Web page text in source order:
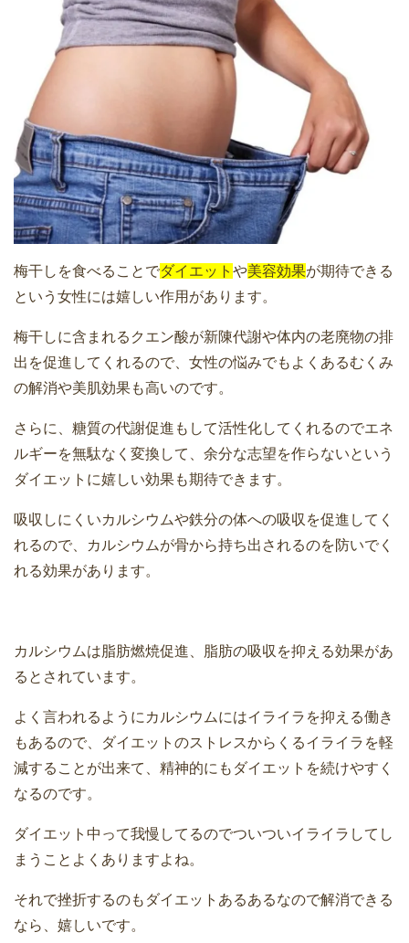
梅干しを食べることでダイエット や美容効果が期待できる
という女性には嬉しい作用があります。
梅干しに含まれるクエン酸が新陳代謝や体内の老廃物の排
出を促進してくれるので、女性の悩みでもよくあるむくみ
の解消や美肌効果も高いのです。
さらに、糖質の代謝促進もして活性化してくれるのでエネ
ルギーを無駄なく変換して、余分な志望を作らないという
ダイエットに嬉しい効果も期待できます。
吸収しにくいカルシウムや鉄分の体への吸収を促進してく
れるので、カルシウムが骨から持ち出されるのを防いでく
れる効果があります。
カルシウムは脂肪燃焼促進、脂肪の吸収を抑える効果があ
るとされています。
よく言われるようにカルシウムにはイライラを抑える働き
もあるので、ダイエットのストレスからくるイライラを軽
減することが出来て、精神的にもダイエットを続けやすく
なるのです。
ダイエット中って我慢してるのでついついイライラしてし
まうことよくありますよね。
それで挫折するのもダイエットあるあるなので解消できる
なら、嬉しいです。